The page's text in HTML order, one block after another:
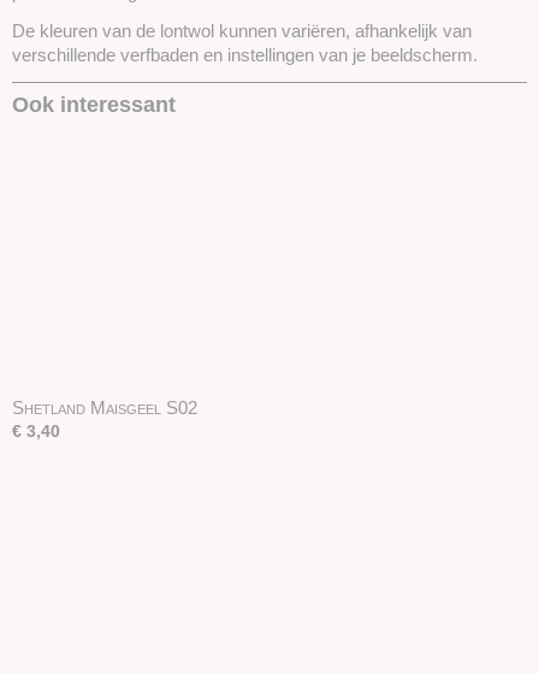
De kleuren van de lontwol kunnen variëren, afhankelijk van
verschillende verfbaden en instellingen van je beeldscherm.
Ook interessant
Shetland Maisgeel S02
€ 3,40